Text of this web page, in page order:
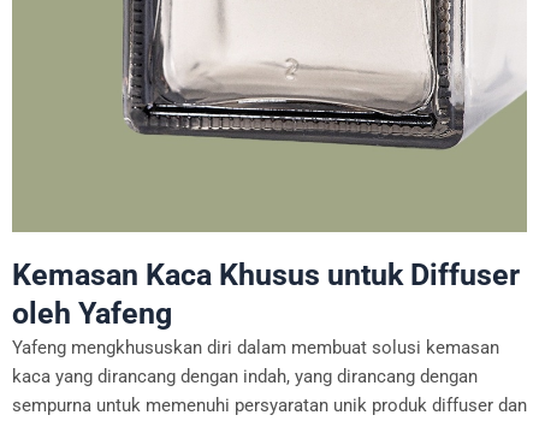
Kemasan Kaca Khusus untuk Diffuser
oleh Yafeng
Yafeng mengkhususkan diri dalam membuat solusi kemasan
kaca yang dirancang dengan indah, yang dirancang dengan
sempurna untuk memenuhi persyaratan unik produk diffuser dan